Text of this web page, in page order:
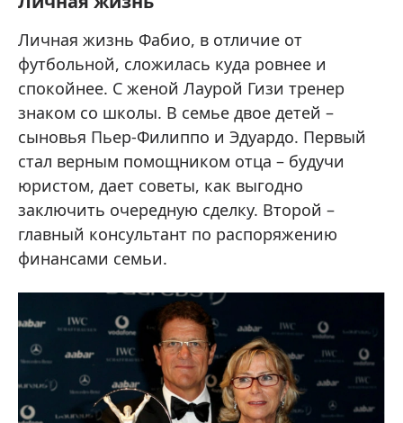
Личная жизнь Фабио, в отличие от
футбольной, сложилась куда ровнее и
спокойнее. С женой Лаурой Гизи тренер
знаком со школы. В семье двое детей –
сыновья Пьер-Филиппо и Эдуардо. Первый
стал верным помощником отца – будучи
юристом, дает советы, как выгодно
заключить очередную сделку. Второй –
главный консультант по распоряжению
финансами семьи.